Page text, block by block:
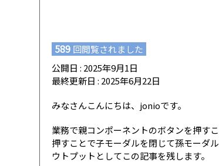
589 回閲覧されました
公開日 : 2025年9月1日
最終更新日 : 2025年6月22日
みなさんこんにちは、jonioです。
業務で親コンポーネントのボタンを押す
押すことで子モーダルを閉じて孫モーダ
ウトプットとしてこの記事を残します。